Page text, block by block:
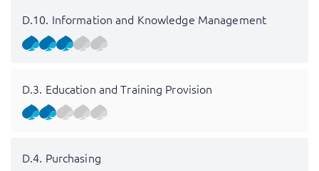
D.10. Information and Knowledge Management
D.3. Education and Training Provision
D.4. Purchasing